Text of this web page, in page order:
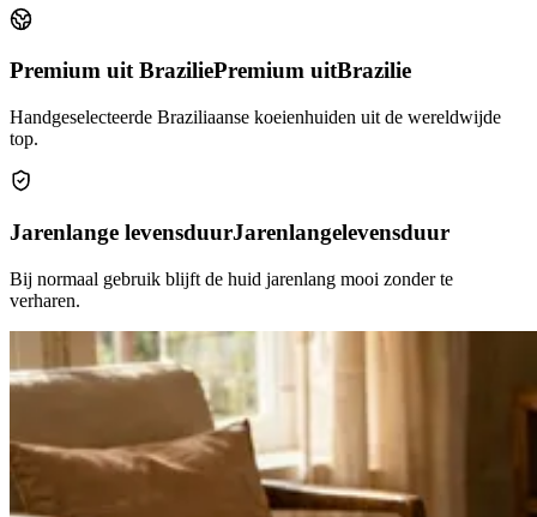
Premium uit BraziliePremium uitBrazilie
Handgeselecteerde Braziliaanse koeienhuiden uit de wereldwijde
top.
Jarenlange levensduurJarenlangelevensduur
Bij normaal gebruik blijft de huid jarenlang mooi zonder te
verharen.